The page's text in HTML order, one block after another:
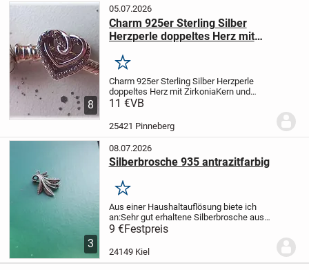
8
05.07.2026
Charm 925er Sterling Silber
Herzperle doppeltes Herz mit
Merken
Charm 925er Sterling Silber Herzperle
doppeltes Herz mit ZirkoniaKern und
Fassung komplett aus 925er Silber
ZirkoniaZertifiziert mit *S925* Silber
Stempel Hypoallerg...
11 €VB
25421 Pinneberg
3
08.07.2026
Silberbrosche 935 antrazitfarbig
Merken
Aus einer Haushaltauflösung biete ich
an:Sehr gut erhaltene Silberbrosche aus
935 Silber mit Straßsteinverzierungen und
gesicherte Einstecktnadel in
Fantasieform.
9 €Festpreis
24149 Kiel